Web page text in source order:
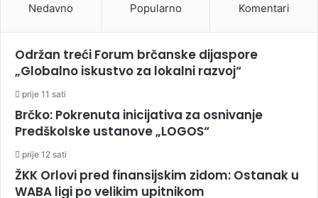
Nedavno Popularno Komentari
Održan treći Forum brčanske dijaspore
„Globalno iskustvo za lokalni razvoj“
prije 11 sati
Brčko: Pokrenuta inicijativa za osnivanje
Predškolske ustanove „LOGOS“
prije 12 sati
ŽKK Orlovi pred finansijskim zidom: Ostanak u
WABA ligi po velikim upitnikom